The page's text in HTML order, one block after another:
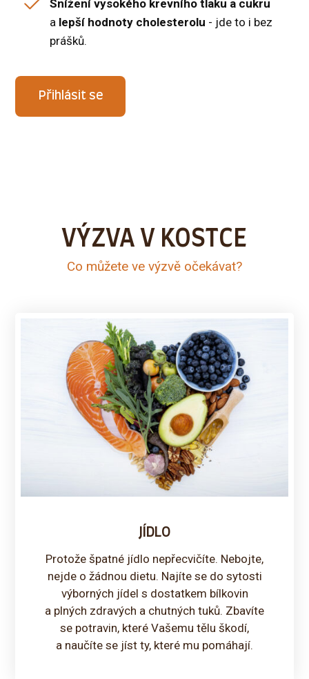
Snížení vysokého krevního tlaku a cukru
a lepší hodnoty cholesterolu - jde to i bez
prášků.
Přihlásit se
VÝZVA V KOSTCE
Co můžete ve výzvě očekávat?
JÍDLO
Protože špatné jídlo nepřecvičíte. Nebojte,
nejde o žádnou dietu. Najíte se do sytosti
výborných jídel s dostatkem bílkovin
a plných zdravých a chutných tuků. Zbavíte
se potravin, které Vašemu tělu škodí,
a naučíte se jíst ty, které mu pomáhají.